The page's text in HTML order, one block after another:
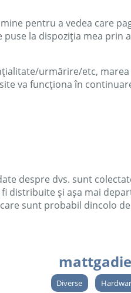
pentru a vedea care
la dispoziția mea prin
urmărire/etc,
va funcționa în
despre dvs. sunt
distribuite și așa mai
sunt probabil dincolo
Diverse